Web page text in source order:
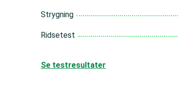
Strygning
Ridsetest
Se testresultater